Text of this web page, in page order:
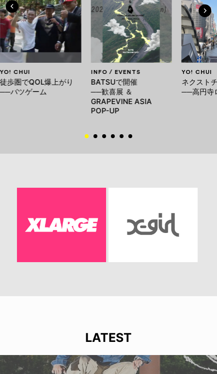
YO! CHUI
徒歩圏でQOL爆上がり
──バツゲーム
INFO / EVENTS
BATSUで開催
──歓喜展 ＆
GRAPEVINE ASIA
POP-UP
YO! CHUI
ネクスト
──高円寺
LATEST